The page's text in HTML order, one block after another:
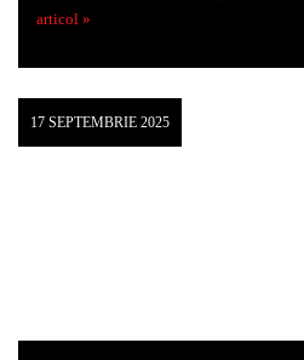
articol »
17 SEPTEMBRIE 2025